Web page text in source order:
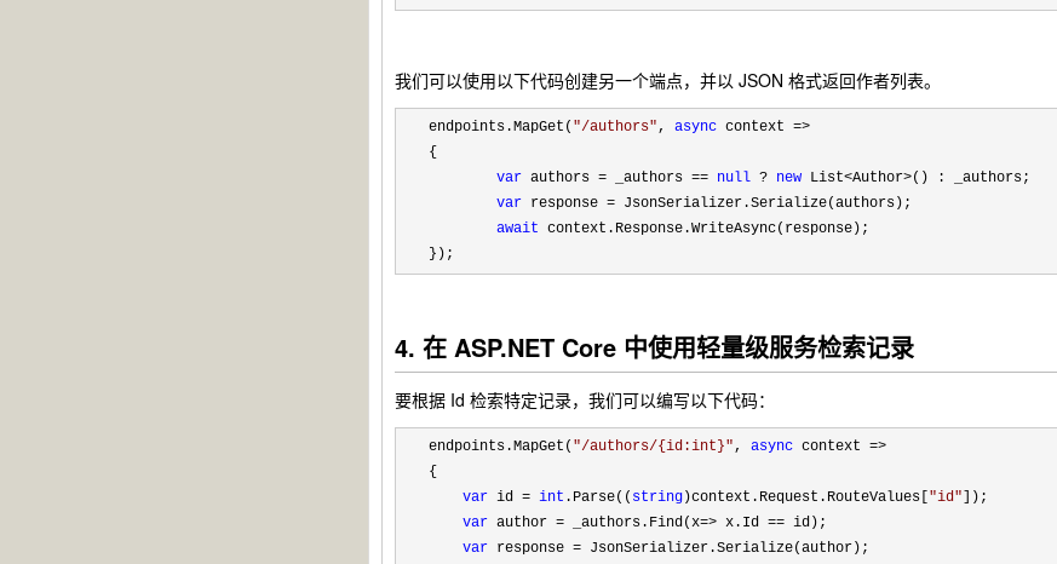
我们可以使用以下代码创建另一个端点，并以 JSON 格式返回作者列表。
endpoints.MapGet( "/authors", async context =>
{
var authors = _authors == null ? new List<Author>() : _authors;
var response = JsonSerializer.Serialize(authors);
await context.Response.WriteAsync(response);
});
4. 在 ASP.NET Core 中使用轻量级服务检索记录
要根据 Id 检索特定记录，我们可以编写以下代码：
endpoints.MapGet( "/authors/{id:int}", async context =>
{
var id = int .Parse(( string )context.Request.RouteValues[ "id" ]);
var author = _authors.Find(x=> x.Id == id);
var response = JsonSerializer.Serialize(author);